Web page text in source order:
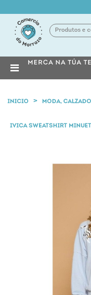
MERCA NA TÚA
INICIO MODA,
IVICA SWEATSHIRT